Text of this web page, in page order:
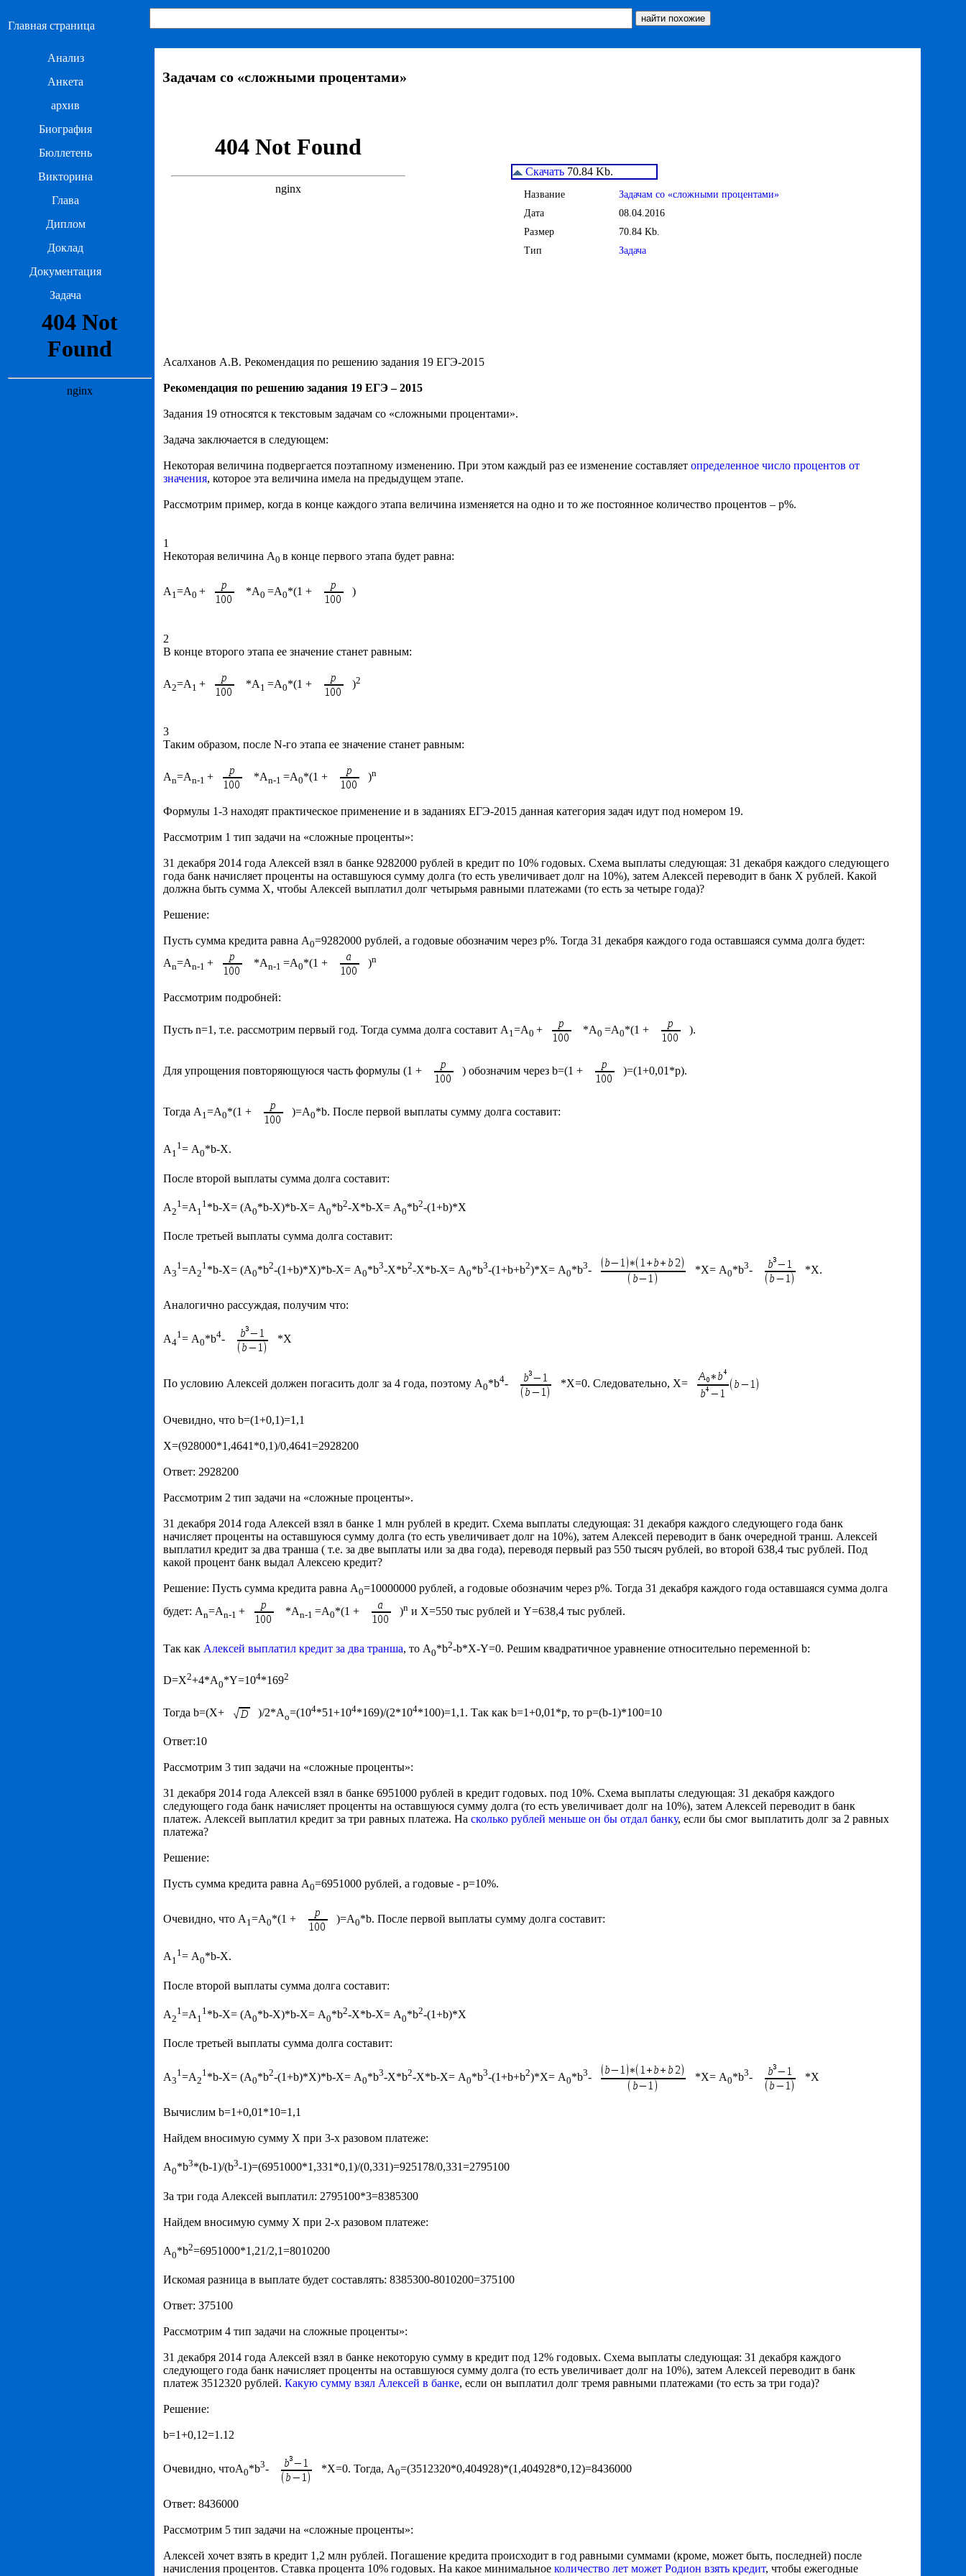
Главная страница
Анализ
Анкета
архив
Биография
Бюллетень
Викторина
Глава
Диплом
Доклад
Документация
Задача
Задачам со «сложными процентами»
Скачать 70.84 Kb.
Название
Задачам со «сложными процентами»
Дата
08.04.2016
Размер
70.84 Kb.
Тип
Задача
Асалханов А.В. Рекомендация по решению задания 19 ЕГЭ-2015
Рекомендация по решению задания 19 ЕГЭ – 2015
Задания 19 относятся к текстовым задачам со «сложными процентами».
Задача заключается в следующем:
Некоторая величина подвергается поэтапному изменению. При этом каждый раз ее изменение составляет определенное число процентов от
значения, которое эта величина имела на предыдущем этапе.
Рассмотрим пример, когда в конце каждого этапа величина изменяется на одно и то же постоянное количество процентов – р%.
1
Некоторая величина А0 в конце первого этапа будет равна:
А 1=А0 + *А0 =А0*(1 + )
2
В конце второго этапа ее значение станет равным:
А2=А 1 + *А 1 =А0*(1 + )2
3
Таким образом, после N-го этапа ее значение станет равным:
Аn=Аn-1 + *Аn-1 =А0*(1 + )n
Формулы 1-3 находят практическое применение и в заданиях ЕГЭ-2015 данная категория задач идут под номером 19.
Рассмотрим 1 тип задачи на «сложные проценты»:
31 декабря 2014 года Алексей взял в банке 9282000 рублей в кредит по 10% годовых. Схема выплаты следующая: 31 декабря каждого следующего
года банк начисляет проценты на оставшуюся сумму долга (то есть увеличивает долг на 10%), затем Алексей переводит в банк Х рублей. Какой
должна быть сумма Х, чтобы Алексей выплатил долг четырьмя равными платежами (то есть за четыре года)?
Решение:
Пусть сумма кредита равна А0=9282000 рублей, а годовые обозначим через р%. Тогда 31 декабря каждого года оставшаяся сумма долга будет:
Аn=Аn-1 + *Аn-1 =А0*(1 + )n
Рассмотрим подробней:
Пусть n=1, т.е. рассмотрим первый год. Тогда сумма долга составит А1=А0 + *А0 =А0*(1 + ).
Для упрощения повторяющуюся часть формулы (1 + ) обозначим через b=(1 + )=(1+0,01*p).
Тогда А1=А0*(1 + )=А0*b. После первой выплаты сумму долга cоставит:
А1
1= А0*b-Х.
После второй выплаты сумма долга составит:
А2
1 =А 1
1 *b-X= (А0*b-Х)*b-X= А0*b2-X*b-X= А0*b2-(1+b)*X
После третьей выплаты сумма долга составит:
А3
1=А2
1*b-X= (А0*b2-(1+b)*Х)*b-X= А0*b3-X*b2-X*b-X= А0*b3-(1+b+b2)*X= А0*b3- *X= А0*b3- *X.
Аналогично рассуждая, получим что:
А4
1= А0*b4- *X
По условию Алексей должен погасить долг за 4 года, поэтому А0*b4- *X=0. Следовательно, X=
Очевидно, что b=(1+0,1)=1,1
X=(928000*1,4641*0,1)/0,4641=2928200
Ответ: 2928200
Рассмотрим 2 тип задачи на «сложные проценты».
31 декабря 2014 года Алексей взял в банке 1 млн рублей в кредит. Схема выплаты следующая: 31 декабря каждого следующего года банк
начисляет проценты на оставшуюся сумму долга (то есть увеличивает долг на 10%), затем Алексей переводит в банк очередной транш. Алексей
выплатил кредит за два транша ( т.е. за две выплаты или за два года), переводя первый раз 550 тысяч рублей, во второй 638,4 тыс рублей. Под
какой процент банк выдал Алексею кредит?
Решение: Пусть сумма кредита равна А0=10000000 рублей, а годовые обозначим через р%. Тогда 31 декабря каждого года оставшаяся сумма долга
будет: Аn=Аn-1 + *Аn-1 =А0*(1 + )n и Х=550 тыс рублей и Y=638,4 тыс рублей.
Так как Алексей выплатил кредит за два транша, то А0*b2-b*X-Y=0. Решим квадратичное уравнение относительно переменной b:
D=X2+4*A0*Y=104*1692
Тогда b=(X+ )/2*Ao=(104*51+104*169)/(2*104*100)=1,1. Так как b=1+0,01*р, то р=(b-1)*100=10
Ответ:10
Рассмотрим 3 тип задачи на «сложные проценты»:
31 декабря 2014 года Алексей взял в банке 6951000 рублей в кредит годовых. под 10%. Схема выплаты следующая: 31 декабря каждого
следующего года банк начисляет проценты на оставшуюся сумму долга (то есть увеличивает долг на 10%), затем Алексей переводит в банк
платеж. Алексей выплатил кредит за три равных платежа. На сколько рублей меньше он бы отдал банку, если бы смог выплатить долг за 2 равных
платежа?
Решение:
Пусть сумма кредита равна А0=6951000 рублей, а годовые - р=10%.
Очевидно, что А1=А0*(1 + )=А0*b. После первой выплаты сумму долга cоставит:
А1
1= А0*b-Х.
После второй выплаты сумма долга составит:
А2
1 =А 1
1 *b-X= (А0*b-Х)*b-X= А0*b2-X*b-X= А0*b2-(1+b)*X
После третьей выплаты сумма долга составит:
А3
1=А2
1*b-X= (А0*b2-(1+b)*Х)*b-X= А0*b3-X*b2-X*b-X= А0*b3-(1+b+b2)*X= А0*b3- *X= А0*b3- *X
Вычислим b=1+0,01*10=1,1
Найдем вносимую сумму Х при 3-х разовом платеже:
А0*b3*(b-1)/(b3-1)=(6951000*1,331*0,1)/(0,331)=925178/0,331=2795100
За три года Алексей выплатил: 2795100*3=8385300
Найдем вносимую сумму Х при 2-х разовом платеже:
А0*b2=6951000*1,21/2,1=8010200
Искомая разница в выплате будет составлять: 8385300-8010200=375100
Ответ: 375100
Рассмотрим 4 тип задачи на сложные проценты»:
31 декабря 2014 года Алексей взял в банке некоторую сумму в кредит под 12% годовых. Схема выплаты следующая: 31 декабря каждого
следующего года банк начисляет проценты на оставшуюся сумму долга (то есть увеличивает долг на 10%), затем Алексей переводит в банк
платеж 3512320 рублей. Какую сумму взял Алексей в банке, если он выплатил долг тремя равными платежами (то есть за три года)?
Решение:
b=1+0,12=1.12
Очевидно, чтоА0*b3- *X=0. Тогда, А0=(3512320*0,404928)*(1,404928*0,12)=8436000
Ответ: 8436000
Рассмотрим 5 тип задачи на «сложные проценты»:
Алексей хочет взять в кредит 1,2 млн рублей. Погашение кредита происходит в год равными суммами (кроме, может быть, последней) после
начисления процентов. Ставка процента 10% годовых. На какое минимальное количество лет может Родион взять кредит, чтобы ежегодные